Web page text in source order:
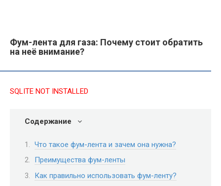
Фум-лента для газа: Почему стоит обратить
на неё внимание?
SQLITE NOT INSTALLED
Содержание
Что такое фум-лента и зачем она нужна?
Преимущества фум-ленты
Как правильно использовать фум-ленту?